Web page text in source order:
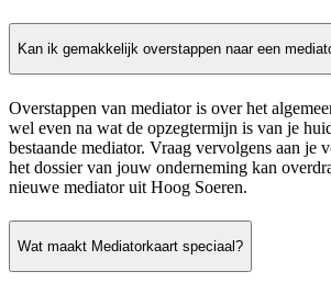
Kan ik gemakkelijk overstappen naar een
Overstappen van mediator is over het
wel even na wat de opzegtermijn is van je
bestaande mediator. Vraag vervolgens aan je
het dossier van jouw onderneming kan
nieuwe mediator uit Hoog Soeren.
Wat maakt Mediatorkaart speciaal?